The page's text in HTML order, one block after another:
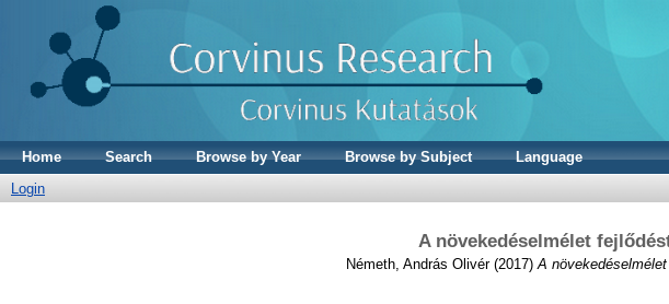
Home Search Browse by Year Browse by Subject
Language
Login
A növekedéselmélet
Németh, András Olivér(2017) A